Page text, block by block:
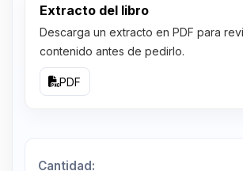
Extracto del libro
Descarga un extracto en PDF para
contenido antes de pedirlo.
PDF
Cantidad: